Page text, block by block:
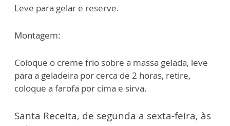
Leve para gelar e reserve.
Montagem:
Coloque o creme frio sobre a massa gelada, leve
para a geladeira por cerca de 2 horas, retire,
coloque a farofa por cima e sirva.
Santa Receita, de segunda a sexta-feira, às